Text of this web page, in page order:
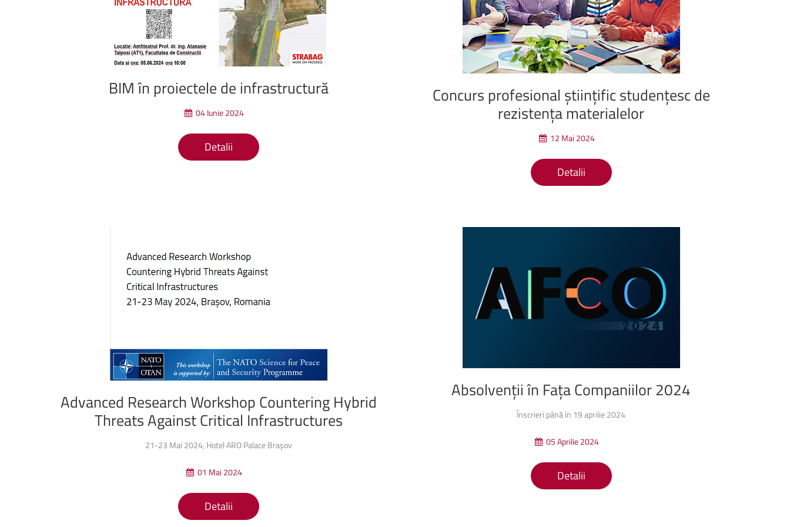
Companiilor–AFCO2026
14 mai 2026, Aula „Sergiu T.
Chiriacescu” a ...
BIM în proiectele de infrastructură
04 Iunie 2024
Detalii
Concurs profesional științificstudențescde
rezistențamaterialelor
12 Mai 2024
Detalii
Advanced ResearchWorkshop Countering Hybrid
ThreatsAgainstCritical Infrastructures
21-23 Mai 2024, Hotel ARO Palace Brașov
01 Mai 2024
Detalii
Absolvenții în FațaCompaniilor2024
Înscrieri până în 19 aprilie 2024
05 Aprilie 2024
Detalii